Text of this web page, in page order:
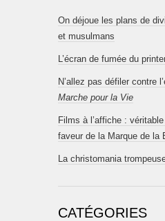
On déjoue les plans de
et musulmans
L’écran de fumée du
N’allez pas défiler contre
Marche pour la Vie
Films à l’affiche :
faveur de la Marque de la
La christomania
CATÉGORIES